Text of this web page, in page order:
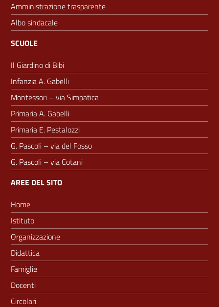
Amministrazione trasparente
Albo sindacale
SCUOLE
Il Giardino di Bibi
Infanzia A. Gabelli
Montessori – via Simpatica
Primaria A. Gabelli
Primaria E. Pestalozzi
G. Pascoli – via del Fosso
G. Pascoli – via Cotani
AREE DEL SITO
Home
Istituto
Organizzazione
Didattica
Famiglie
Docenti
Circolari